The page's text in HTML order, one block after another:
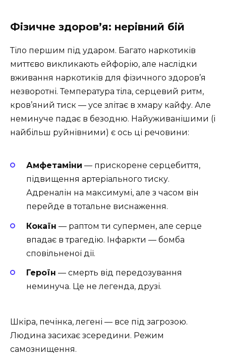
Фізичне здоров’я: нерівний бій
Тіло першим під ударом. Багато наркотиків
миттєво викликають ейфорію, але наслідки
вживання наркотиків для фізичного здоров’я
незворотні. Температура тіла, серцевий ритм,
кров’яний тиск — усе злітає в хмару кайфу. Але
неминуче падає в безодню. Найуживанішими (і
найбільш руйнівними) є ось ці речовини:
Амфетаміни — прискорене серцебиття,
підвищення артеріального тиску.
Адреналін на максимумі, але з часом він
перейде в тотальне виснаження.
Кокаїн — раптом ти супермен, але серце
впадає в трагедію. Інфаркти — бомба
сповільненої дії.
Героїн — смерть від передозування
неминуча. Це не легенда, друзі.
Шкіра, печінка, легені — все під загрозою.
Людина засихає зсередини. Режим
самознищення.